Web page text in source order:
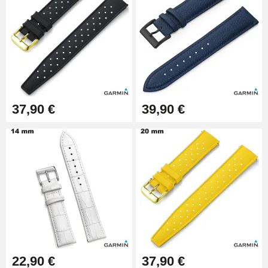
9,90 €
Pince à Poinçonner (pince trou)
Pince Trou pour Bracelet de
Kit Horlogerie Débutant
26,90 €
Boîte Pompe Bracelet Montre -
Diamètre 1,50 mm - 8 à 25 mm
37,90 € 39,90 €
22,90 € 37,90 €